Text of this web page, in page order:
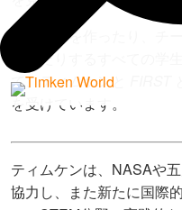
ロボットを作ったり、チ
学んだりするすべての学
て、ティムケンと
を受けています。
ティムケンは、NASAや
協力し、また新たに国際